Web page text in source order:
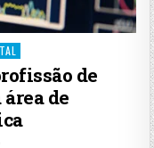
de
de